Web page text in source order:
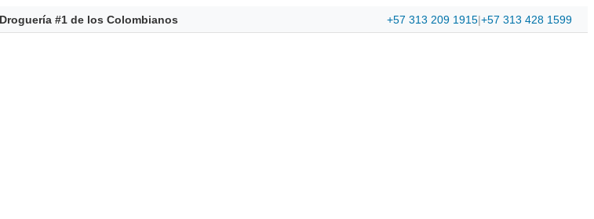
#1 de los Colombianos +57 313 209 1915|+57 313 428 1599